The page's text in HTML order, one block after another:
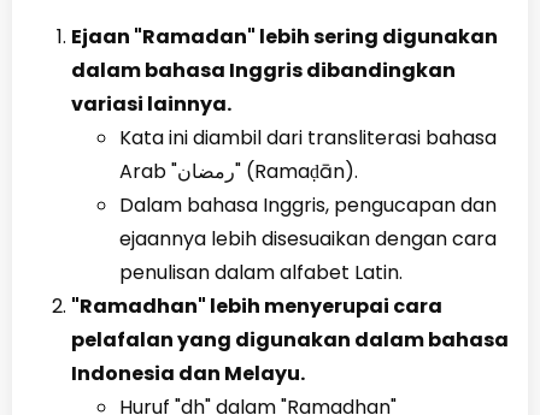
Ejaan "Ramadan" lebih sering digunakan
dalam bahasa Inggris dibandingkan
variasi lainnya.
Kata ini diambil dari transliterasi bahasa
Arab "رمضان" (Ramaḍān).
Dalam bahasa Inggris, pengucapan dan
ejaannya lebih disesuaikan dengan cara
penulisan dalam alfabet Latin.
"Ramadhan" lebih menyerupai cara
pelafalan yang digunakan dalam bahasa
Indonesia dan Melayu.
Huruf "dh" dalam "Ramadhan"